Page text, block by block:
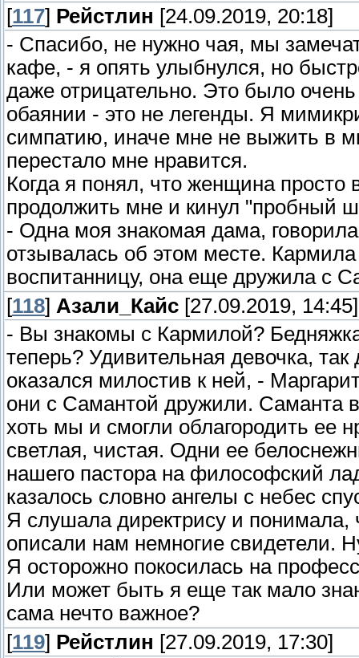
[117] Рейстлин [24.09.2019, 20:18]
- Спасибо, не нужно чая, мы
кафе, - я опять улыбнулся, но
даже отрицательно. Это было
обаянии - это не легенды. Я
симпатию, иначе мне не выжить в
перестало мне нравится.
Когда я понял, что женщина просто
продолжить мне и кинул "пробный
- Одна моя знакомая дама,
отзывалась об этом месте.
воспитанницу, она еще дружила с
[118] Азали_Кайс [27.09.2019, 14:45]
- Вы знакомы с Кармилой?
теперь? Удивительная девочка, так
оказался милостив к ней, -
они с Самантой дружили. Саманта
хоть мы и смогли облагородить ее
светлая, чистая. Одни ее
нашего пастора на философский
казалось словно ангелы с небес
Я слушала директрису и понимала,
описали нам немногие свидетели.
Я осторожно покосилась на
Или может быть я еще так мало
сама нечто важное?
[119] Рейстлин [27.09.2019, 17:30]